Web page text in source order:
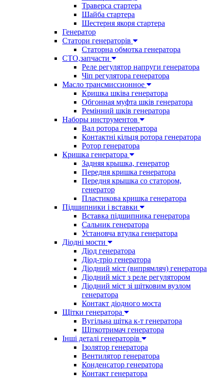
Траверса стартера
Шайба стартера
Шестерня якоря стартера
Генератор
Cтатори генераторів
Статорна обмотка генератора
СТО,запчасти
Реле регулятор напруги генератора
Чіп регулятора генератора
Масло трансмиссионное
Кришка шківа генератора
Обгонная муфта шків генератора
Ремінний шків генератора
Наборы инструментов
Вал ротора генератора
Контактні кільця ротора генератора
Ротор генератора
Кришка генератора
Задняя крышка, генератор
Передня кришка генератора
Передня крышка со статором,
генератор
Пластикова кришка генератора
Підшипники і вставки
Вставка підшипника генератора
Сальник генератора
Установча втулка генератора
Діодні мости
Діод генератора
Діод-тріо генератора
Діодний міст (випрямляч) генератора
Діодний міст з реле регулятором
Діодний міст зі щітковим вузлом
генератора
Контакт діодного моста
Щітки генератора
Вугільна щітка к-т генератора
Щіткотримач генератора
Інші деталі генераторів
Ізолятор генератора
Вентилятор генератора
Конденсатор генератора
Контакт генератора